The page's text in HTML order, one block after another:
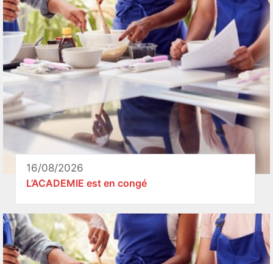
16/08/2026
L’ACADEMIE est en congé